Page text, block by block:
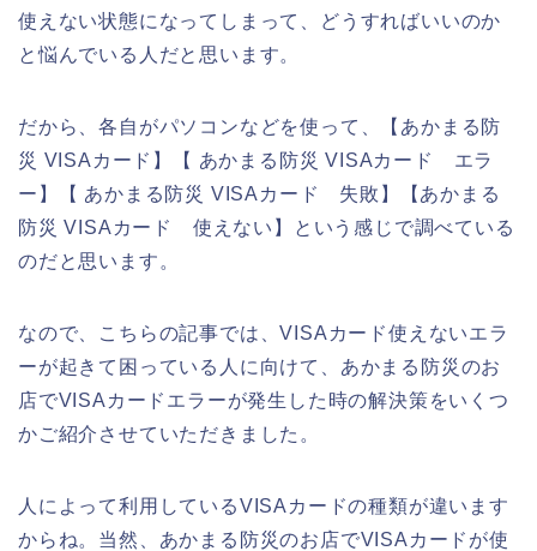
使えない状態になってしまって、どうすればいいのか
と悩んでいる人だと思います。
だから、各自がパソコンなどを使って、【あかまる防
災 VISAカード】【 あかまる防災 VISAカード エラ
ー】【 あかまる防災 VISAカード 失敗】【あかまる
防災 VISAカード 使えない】という感じで調べている
のだと思います。
なので、こちらの記事では、VISAカード使えないエラ
ーが起きて困っている人に向けて、あかまる防災のお
店でVISAカードエラーが発生した時の解決策をいくつ
かご紹介させていただきました。
人によって利用しているVISAカードの種類が違います
からね。当然、あかまる防災のお店でVISAカードが使